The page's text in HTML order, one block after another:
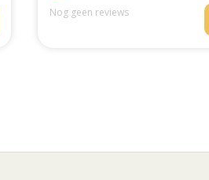
Nog geen reviews